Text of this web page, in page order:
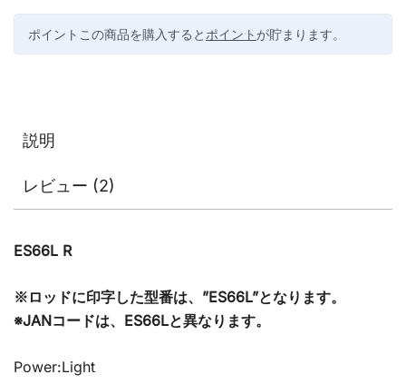
ポイントこの商品を購入すると ポイント が貯まります。
説明
レビュー (2)
ES66L R
※ロッドに印字した型番は、”ES66L”となります。
※JANコードは、ES66Lと異なります。
Power:Light